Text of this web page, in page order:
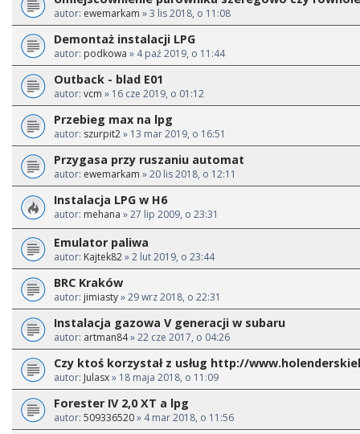
autor: ewemarkam » 3 lis 2018, o 11:08
Demontaż instalacji LPG
autor: podkowa » 4 paź 2019, o 11:44
Outback - blad E01
autor: vcm » 16 cze 2019, o 01:12
Przebieg max na lpg
autor: szurpit2» 13 mar 2019, o 16:51
Przygasa przy ruszaniu automat
autor: ewemarkam » 20 lis 2018, o 12:11
Instalacja LPG w H6
autor: mehana » 27 lip 2009, o 23:31
Emulator paliwa
autor: Kajtek82» 2 lut 2019, o 23:44
BRC Kraków
autor: jimiasty» 29 wrz 2018, o 22:31
Instalacja gazowa V generacji w subaru
autor: artman84» 22 cze 2017, o 04:26
Czy ktoś korzystał z usług http://
autor: Julasx» 18 maja 2018, o 11:09
Forester IV 2,0 XT a lpg
autor: 509336520» 4 mar 2018, o 11:56